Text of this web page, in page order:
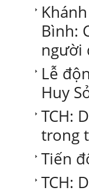
Bình:
người
Lễ
Huy
TCH:
trong
Tiến
TCH: